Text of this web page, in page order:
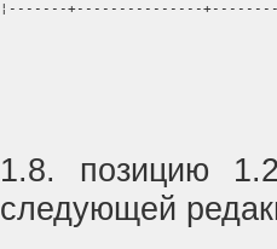
¦-------+---------------
1.8. позицию
следующей